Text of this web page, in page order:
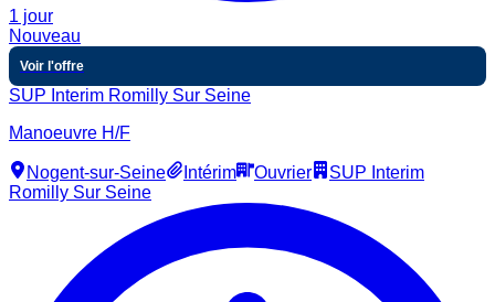
1 jour
Nouveau
Voir l'offre
SUP Interim Romilly Sur Seine
Manoeuvre H/F
Nogent-sur-Seine Intérim Ouvrier
SUP Interim
Romilly Sur Seine